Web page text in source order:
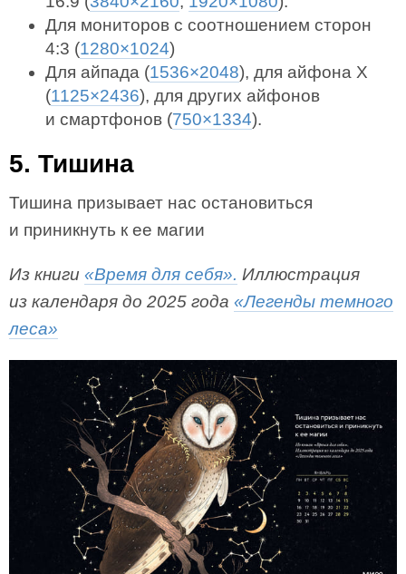
Для мониторов с соотношением сторон
4:3 (1280×1024)
Для айпада (1536×2048), для айфона X
(1125×2436), для других айфонов
и смартфонов (750×1334).
5. Тишина
Тишина призывает нас остановиться
и приникнуть к ее магии
Из книги «Время для себя». Иллюстрация
из календаря до 2025 года «Легенды темного
леса»